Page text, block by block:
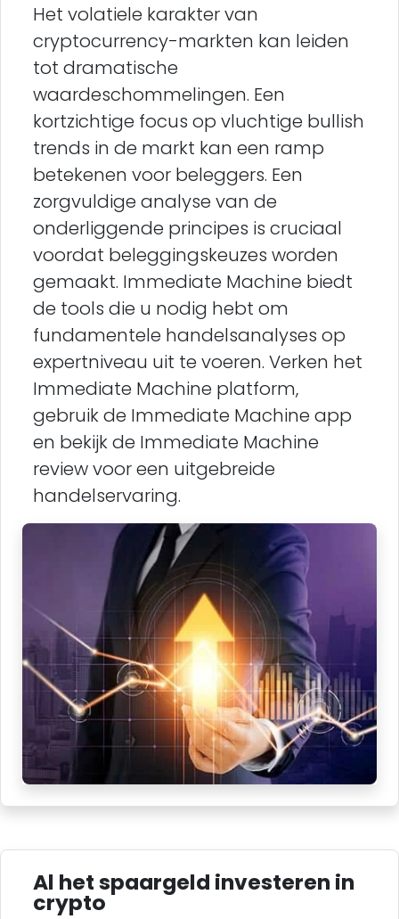
Het volatiele karakter van
cryptocurrency-markten kan leiden
tot dramatische
waardeschommelingen. Een
kortzichtige focus op vluchtige bullish
trends in de markt kan een ramp
betekenen voor beleggers. Een
zorgvuldige analyse van de
onderliggende principes is cruciaal
voordat beleggingskeuzes worden
gemaakt. Immediate Machine biedt
de tools die u nodig hebt om
fundamentele handelsanalyses op
expertniveau uit te voeren. Verken het
Immediate Machine platform,
gebruik de Immediate Machine app
en bekijk de Immediate Machine
review voor een uitgebreide
handelservaring.
Al het spaargeld investeren in
crypto